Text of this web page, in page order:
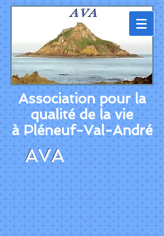
Association pour la
qualité de la vie
à Pléneuf-Val-André
AVA